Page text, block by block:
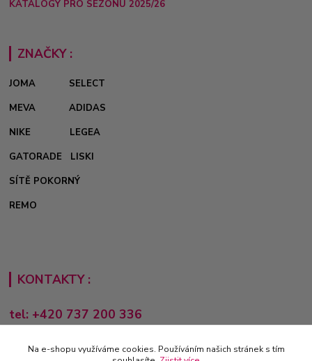
KATALOGY PRO SEZÓNU 2025/26
ZNAČKY :
JOMA
SELECT
MEVA
ADIDAS
NIKE
LEGEA
GATORADE
LISKI
SÍTĚ POKORNÝ
REMO
KONTAKTY :
tel: +420 737 200 336
Pondělí-Pátek: 8 - 17 hodin
obchod@e-sporting.cz
Na e-shopu využíváme cookies. Používáním našich stránek s tím